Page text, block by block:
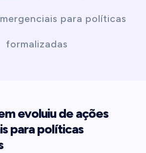
para políticas
formalizadas
evoluiu de ações
para políticas